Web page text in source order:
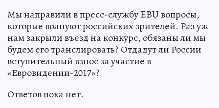
Мы направили в пресс-службу EBU вопросы,
которые волнуют российских зрителей. Раз уж
нам закрыли въезд на конкурс, обязаны ли мы
будем его транслировать? Отдадут ли России
вступительный взнос за участие в
«Евровидении-2017»?
Ответов пока нет.